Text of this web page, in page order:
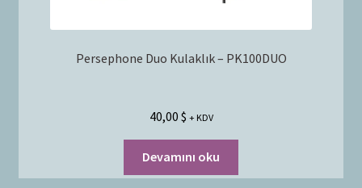
Persephone Duo Kulaklık – PK100DUO
40,00 $ + KDV
Devamını oku